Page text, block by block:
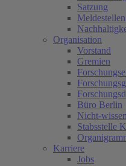
Satzung
Meldestellen
Organisation
Vorstand
Gremien
Büro Berlin
Nicht-
Stabsstelle
Karriere
Jobs